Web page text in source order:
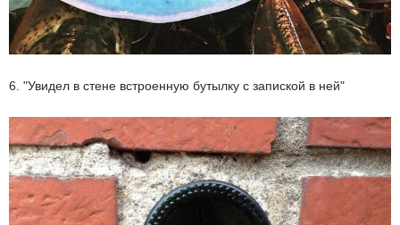
6. "Увидел в стене встроенную бутылку с запиской в ней"